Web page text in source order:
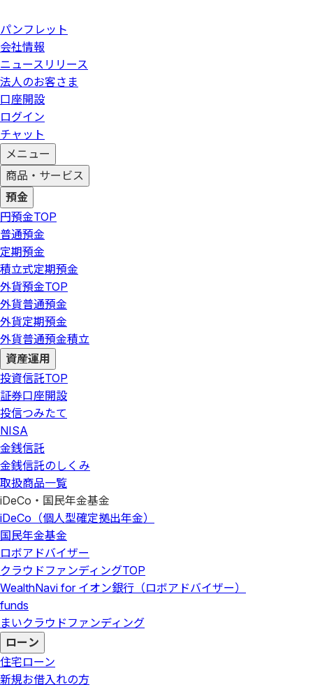
パンフレット
会社情報
ニュースリリース
法人のお客さま
口座開設
ログイン
チャット
メニュー
商品・サービス
預金
円預金TOP
普通預金
定期預金
積立式定期預金
外貨預金TOP
外貨普通預金
外貨定期預金
外貨普通預金積立
資産運用
投資信託TOP
証券口座開設
投信つみたて
NISA
金銭信託
金銭信託のしくみ
取扱商品一覧
iDeCo・国民年金基金
iDeCo（個人型確定拠出年金）
国民年金基金
ロボアドバイザー
クラウドファンディングTOP
WealthNavi for イオン銀行（ロボアドバイザー）
funds
まいクラウドファンディング
ローン
住宅ローン
新規お借入れの方